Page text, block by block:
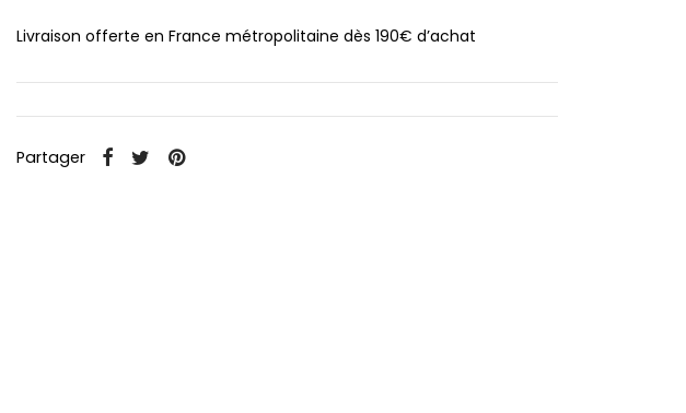
Livraison offerte en France métropolitaine dès 190€ d’achat
Partager